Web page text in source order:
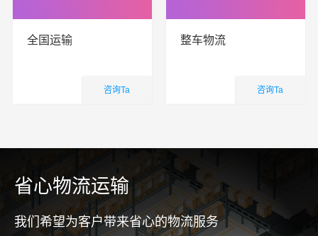
全国运输
咨询Ta
整车物流
咨询Ta
省心物流运输
我们希望为客户带来省心的物流服务